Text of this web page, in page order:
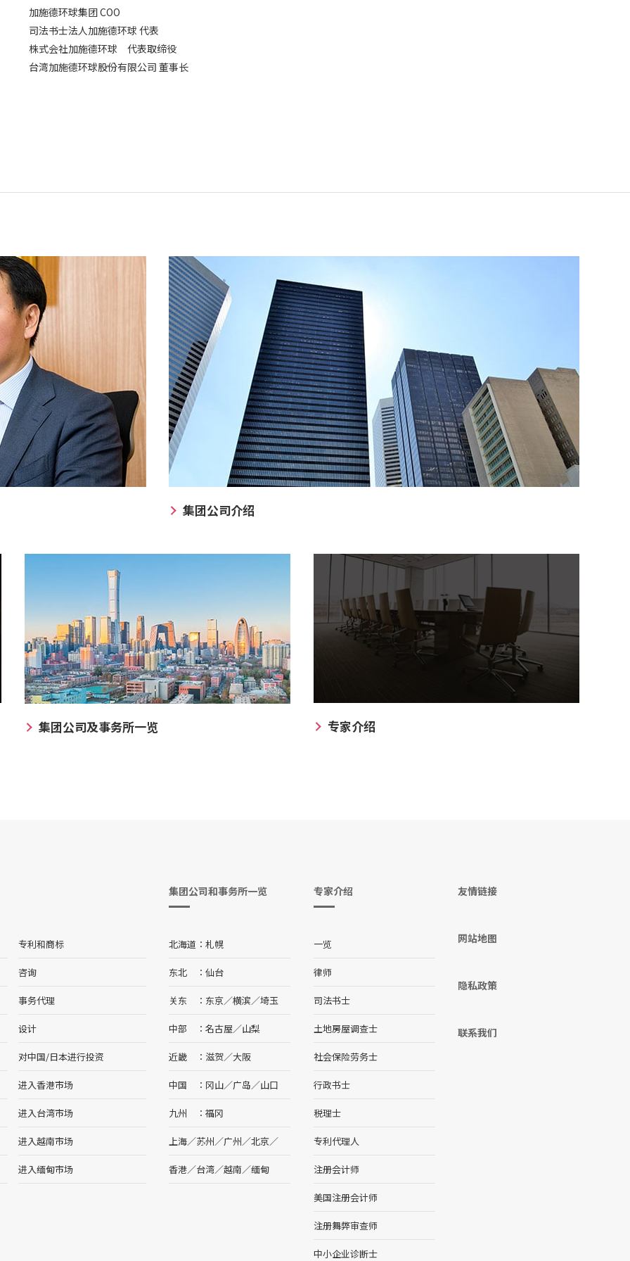
加施德环球集团 COO
司法书士法人加施德环球 代表
株式会社加施德环球 代表取缔役
台湾加施德环球股份有限公司 董事长
集团公司介绍
集团公司及事务所一览 专家介绍
专利和商标
咨询
事务代理
设计
对中国/日本进行投资
进入香港市场
进入台湾市场
进入越南市场
进入缅甸市场
集团公司和事务所一览
北海道 札幌
东北 仙台
关东 东京／横滨／埼玉
中部 名古屋／山梨
近畿 滋贺／大阪
中国 冈山／广岛／山口
九州 福冈
上海／苏州／广州／北京／
香港／台湾／越南／缅甸
专家介绍
一览
律师
司法书士
土地房屋调查士
社会保险劳务士
行政书士
税理士
专利代理人
注册会计师
美国注册会计师
注册舞弊审查师
中小企业诊断士
友情链接
网站地图
隐私政策
联系我们